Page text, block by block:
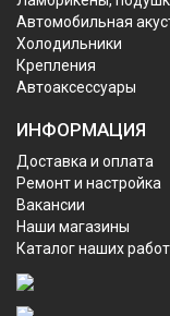
Автомобильная
Холодильники
Крепления
Автоаксессуары
ИНФОРМАЦИЯ
Доставка и оплата
Ремонт и настройка
Вакансии
Наши магазины
Каталог наших работ